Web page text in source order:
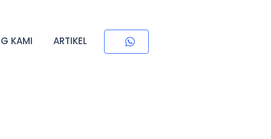
KAMI ARTIKEL